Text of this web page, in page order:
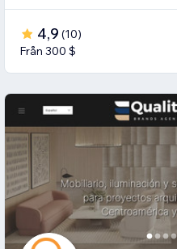
4,9 (10)
Från 300 $